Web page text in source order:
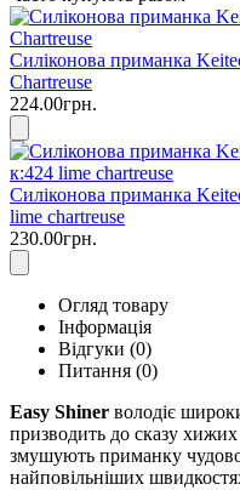
Силіконова приманка
Chartreuse
224.00грн.
Силіконова приманка
lime chartreuse
230.00грн.
Огляд товару
Інформація
Відгуки (0)
Питання (0)
Easy Shiner володіє
призводить до сказу хижих
змушують приманку
найповільніших